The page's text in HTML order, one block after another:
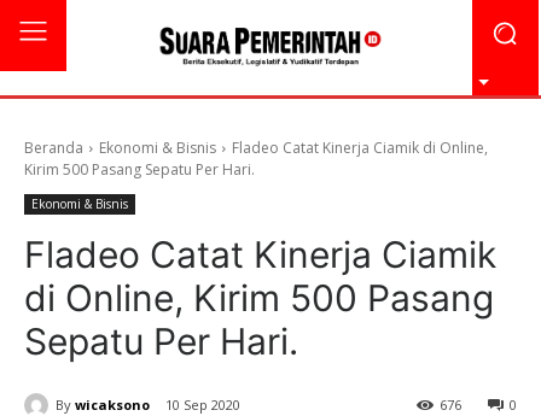
Beranda Ekonomi & Bisnis
Fladeo Catat Kinerja Ciamik di Online,
Kirim 500 Pasang Sepatu Per Hari.
Ekonomi & Bisnis
Fladeo Catat Kinerja Ciamik
di Online, Kirim 500 Pasang
Sepatu Per Hari.
By wicaksono 10 Sep 2020 0
676